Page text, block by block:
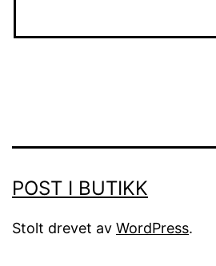
POST I BUTIKK
Stolt drevet av WordPress.